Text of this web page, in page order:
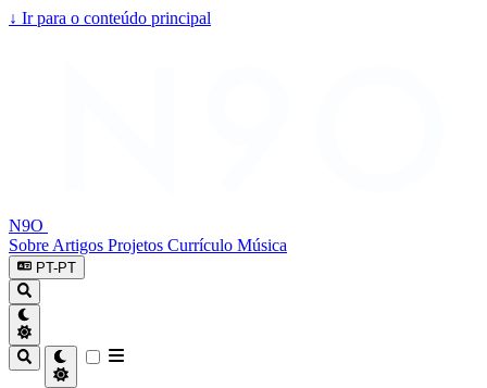
↓ Ir para o conteúdo principal
N9O
Sobre Artigos Projetos Currículo Música
PT-PT